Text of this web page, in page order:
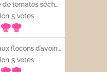
Tapenade de tomates séchées
5 votes
Porridge aux flocons d’avoine avec les fruits frais
5 votes